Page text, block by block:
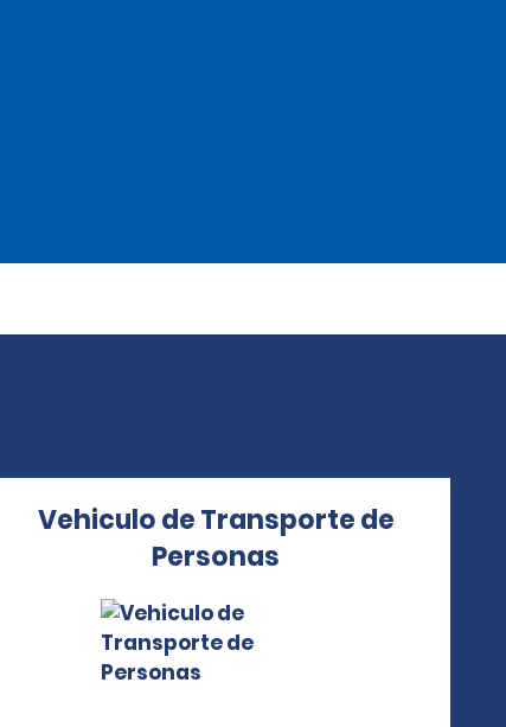
Vehiculo de Transporte de
Personas